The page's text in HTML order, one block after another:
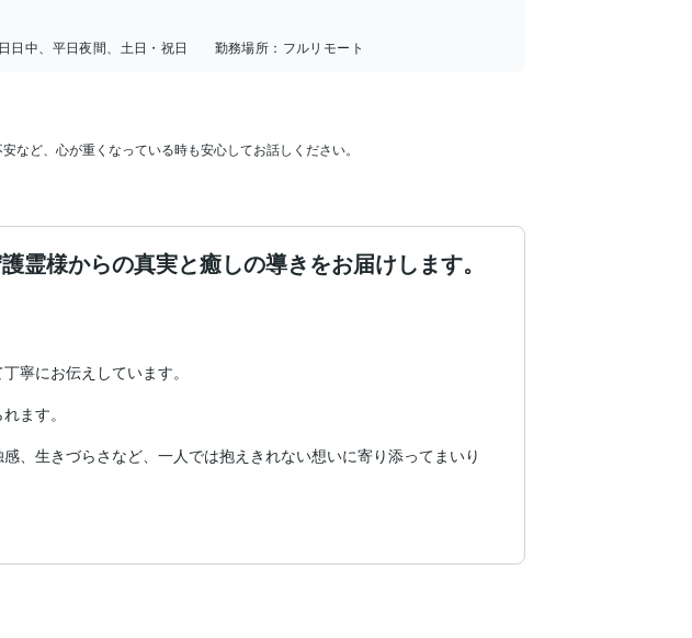
日中、平日夜間、土日・祝日 勤務場所： フルリモート
ど、心が重くなっている時も安心してお話しください。
様からの真実と癒しの導きをお届けします。
寧にお伝えしています。
ます。
、生きづらさなど、一人では抱えきれない想いに寄り添ってまいり